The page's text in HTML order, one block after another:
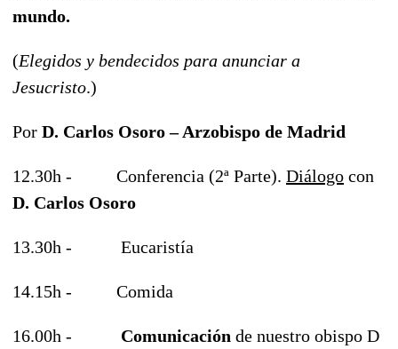
mundo.
(Elegidos y bendecidos para anunciar a
Jesucristo.)
Por D. Carlos Osoro – Arzobispo de Madrid
12.30h - Conferencia (2ª Parte). Diálogo con
D. Carlos Osoro
13.30h - Eucaristía
14.15h - Comida
16.00h - Comunicación de nuestro obispo D